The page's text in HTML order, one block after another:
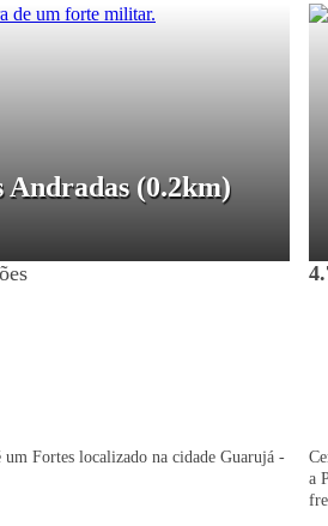
Andradas (0.2km)
um Fortes localizado na cidade Guarujá -
a